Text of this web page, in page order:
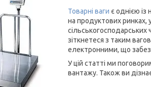
Товарні ваги є однією із
на продуктових ринках,
сільськогосподарських
зіткнетеся з таким
електронними, що
У цій статті ми
вантажу. Також ви